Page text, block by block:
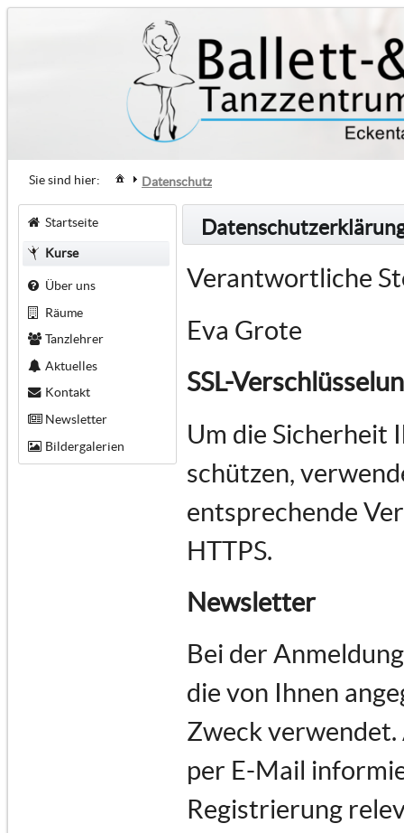
Sie sind hier: Datenschutz
Startseite
Kurse
Über uns
Räume
Tanzlehrer
Aktuelles
Kontakt
Newsletter
Bildergalerien
Verantwortliche
Eva Grote
SSL-
Um die Sicherheit
schützen,
entsprechende
HTTPS.
Newsletter
Bei der
die von Ihnen
Zweck
per E-Mail
Registrierung